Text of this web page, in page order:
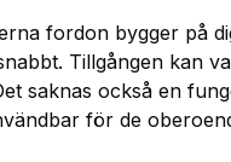
fordon bygger på
Tillgången kan
saknas också en
för de